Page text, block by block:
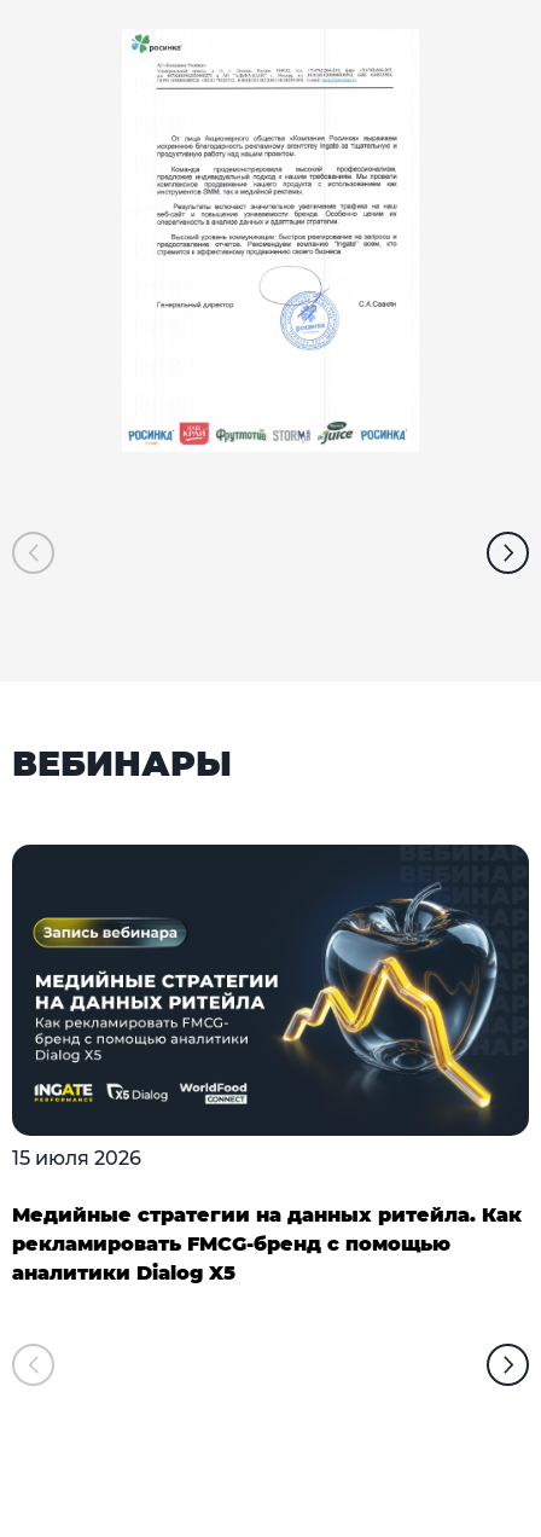
ВЕБИНАРЫ
15 июля 2026
Медийные стратегии на данных ритейла. Как
рекламировать FMCG-бренд с помощью
аналитики Dialog X5